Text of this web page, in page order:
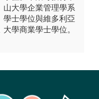
山大學企業管理學系
學士學位與維多利亞
大學商業學士學位。